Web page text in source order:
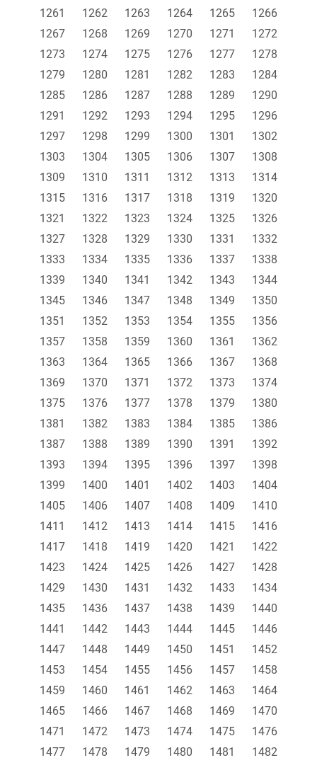
1261
1262 1263 1264 1265
1266
1267
1268 1269 1270 1271
1272
1273
1274 1275 1276 1277
1278
1279
1280 1281 1282 1283
1284
1285
1286 1287 1288 1289
1290
1291
1292 1293 1294 1295
1296
1297
1298 1299 1300 1301
1302
1303
1304 1305 1306 1307
1308
1309
1310 1311 1312 1313
1314
1315
1316 1317 1318 1319
1320
1321
1322 1323 1324 1325
1326
1327
1328 1329 1330 1331
1332
1333
1334 1335 1336 1337
1338
1339
1340 1341 1342 1343
1344
1345
1346 1347 1348 1349
1350
1351
1352 1353 1354 1355
1356
1357
1358 1359 1360 1361
1362
1363
1364 1365 1366 1367
1368
1369
1370 1371 1372 1373
1374
1375
1376 1377 1378 1379
1380
1381
1382 1383 1384 1385
1386
1387
1388 1389 1390 1391
1392
1393
1394 1395 1396 1397
1398
1399
1400 1401 1402 1403
1404
1405
1406 1407 1408 1409
1410
1411
1412 1413 1414 1415
1416
1417
1418 1419 1420 1421
1422
1423
1424 1425 1426 1427
1428
1429
1430 1431 1432 1433
1434
1435
1436 1437 1438 1439
1440
1441
1442 1443 1444 1445
1446
1447
1448 1449 1450 1451
1452
1453
1454 1455 1456 1457
1458
1459
1460 1461 1462 1463
1464
1465
1466 1467 1468 1469
1470
1471
1472 1473 1474 1475
1476
1477
1478 1479 1480 1481
1482